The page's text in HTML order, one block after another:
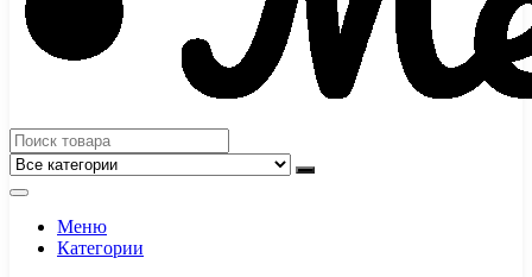
Меню
Категории